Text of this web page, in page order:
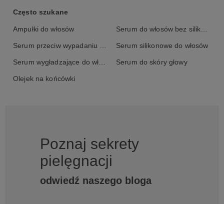
Często szukane
Ampułki do włosów Serum do włosów bez silikonów
Serum przeciw wypadaniu włosów Serum silikonowe do włosów
Serum wygładzające do włosów Serum do skóry głowy
Olejek na końcówki
Poznaj sekrety
pielęgnacji
odwiedź naszego bloga